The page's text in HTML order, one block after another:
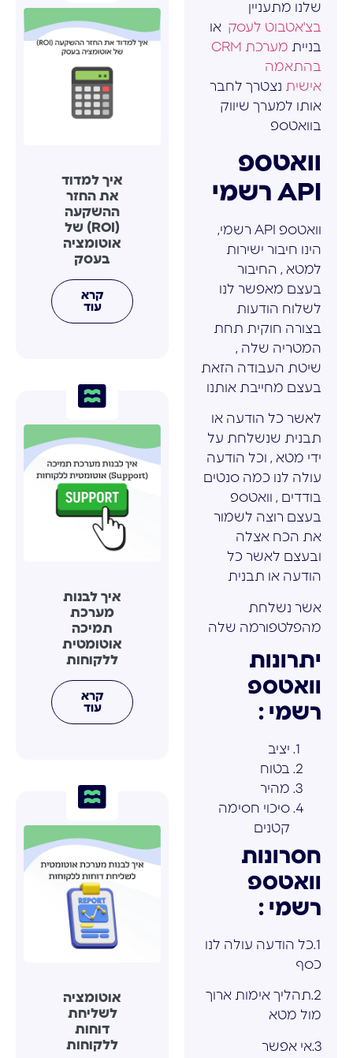
שלנו מתעניין
בצ'אטבוט לעסק או
בניית
מערכת CRM
בהתאמה
אישית נצטרך לחבר
אותו למערך שיווק
בוואטספ
וואטספ
API רשמי
וואטספ API רשמי,
הינו חיבור ישירות
למטא , החיבור
בעצם מאפשר לנו
לשלוח הודעות
בצורה חוקית תחת
המטריה שלה ,
שיטת העבודה הזאת
בעצם מחייבת אותנו
לאשר כל הודעה או
תבנית שנשלחת על
ידי מטא , וכל הודעה
עולה לנו כמה סנטים
בודדים , וואטספ
בעצם רוצה לשמור
את הכח אצלה
ובעצם לאשר כל
הודעה או תבנית
אשר נשלחת
מהפלטפורמה שלה
יתרונות
וואטספ
רשמי :
יציב
בטוח
מהיר
סיכוי חסימה
קטנים
חסרונות
וואטספ
רשמי :
1.כל הודעה עולה לנו
כסף
2.תהליך אימות ארוך
מול מטא
3.אי אפשר
איך למדוד
את החזר
ההשקעה
(ROI) של
אוטומציה
בעסק
קרא
עוד
איך לבנות
מערכת
תמיכה
אוטומטית
ללקוחות
קרא
עוד
אוטומציה
לשליחת
דוחות
ללקוחות